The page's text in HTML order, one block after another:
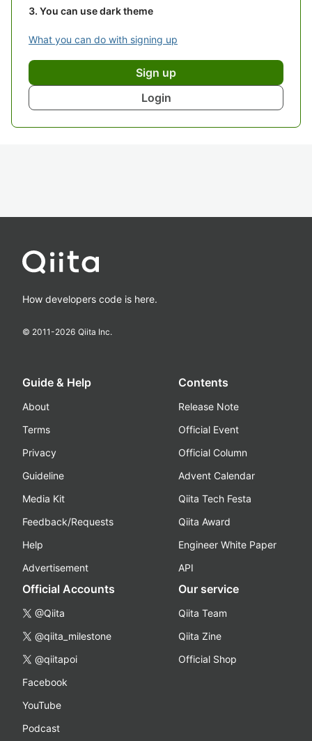
You can use dark theme
What you can do with signing up
Sign up
Login
How developers code is here.
© 2011-2026 Qiita Inc.
Guide & Help
About
Terms
Privacy
Guideline
Media Kit
Feedback/Requests
Help
Advertisement
Contents
Release Note
Official Event
Official Column
Advent Calendar
Qiita Tech Festa
Qiita Award
Engineer White Paper
API
Official Accounts
@Qiita
@qiita_milestone
@qiitapoi
Facebook
YouTube
Podcast
Our service
Qiita Team
Qiita Zine
Official Shop